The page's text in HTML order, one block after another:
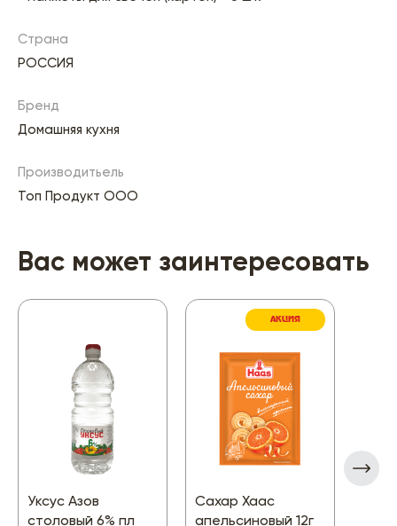
Страна
РОССИЯ
Бренд
Домашняя кухня
Производитьель
Топ Продукт ООО
Вас может заинтересовать
Уксус Азов
столовый 6% пл
Сахар Хаас
апельсиновый 12г
АКЦИЯ